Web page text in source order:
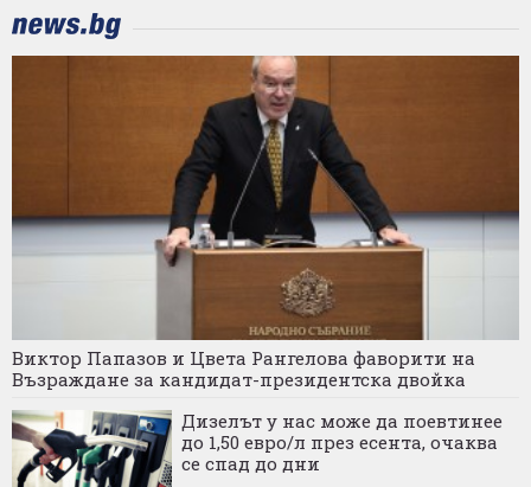
Виктор Папазов и Цвета Рангелова фаворити на
Възраждане за кандидат-президентска двойка
Дизелът у нас може да поевтинее
до 1,50 евро/л през есента, очаква
се спад до дни